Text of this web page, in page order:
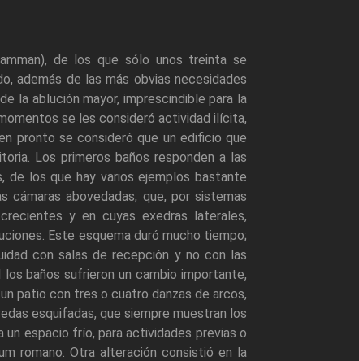
de los que sólo unos treinta se
además de las más obvias necesidades
la ablución mayor, imprescindible para la
se les consideró actividad ilícita,
pronto se consideró que un edificio que
Los primeros baños responden a las
de los que hay varios ejemplos bastante
cámaras abovedadas, que, por sistemas
y en cuyas exedras laterales,
Este esquema duró mucho tiempo;
con salas de recepción y no con las
baños sufrieron un cambio importante,
patio con tres o cuatro danzas de arcos,
esquifadas, que siempre muestran los
espacio frío, para actividades previas o
romano. Otra alteración consistió en la